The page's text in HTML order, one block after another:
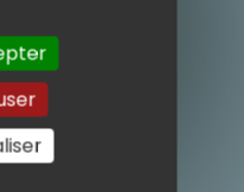
boutique
/ 14h30 - 19h00